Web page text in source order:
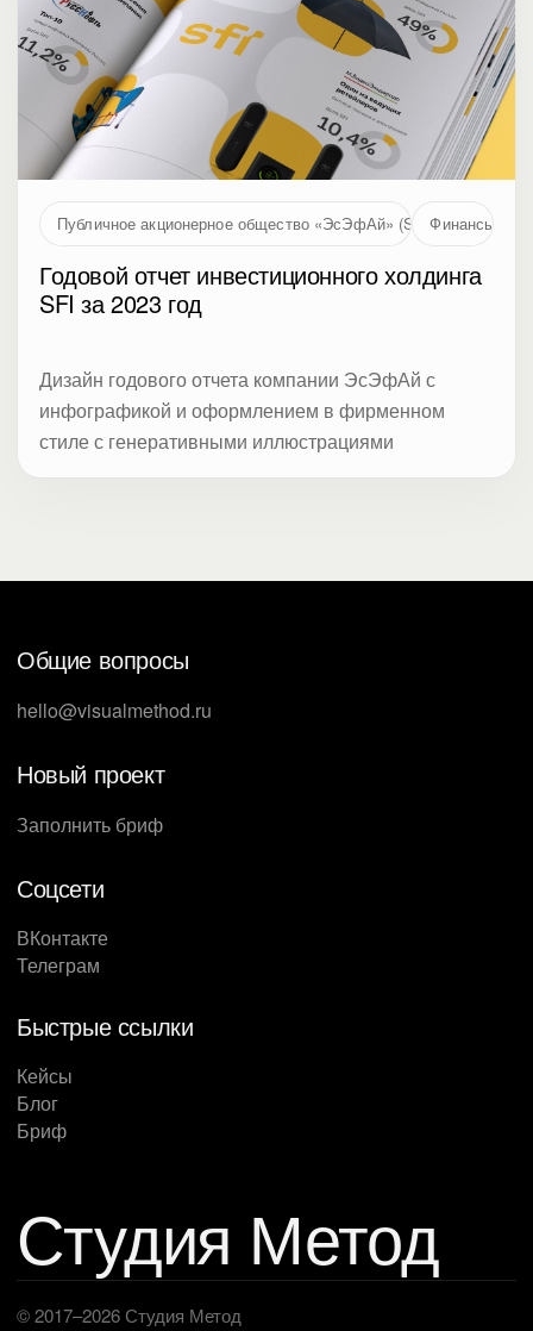
Публичное акционерное общество «ЭсЭфАй» (SFI, MOEX:
Финансы
Годовой отчет инвестиционного холдинга
SFI за 2023 год
Дизайн годового отчета компании ЭсЭфАй с
инфографикой и оформлением в фирменном
стиле с генеративными иллюстрациями
Общие вопросы
hello@visualmethod.ru
Новый проект
Заполнить бриф
Соцсети
ВКонтакте
Телеграм
Быстрые ссылки
Кейсы
Блог
Бриф
Студия Метод
© 2017–2026 Студия Метод